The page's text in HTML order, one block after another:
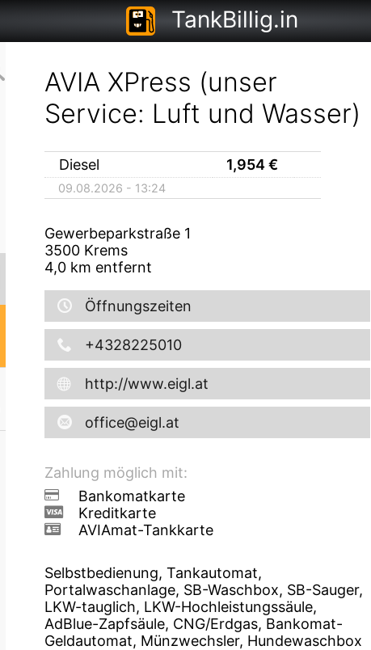
TankBillig.in
AVIA XPress (unser
Service: Luft und Wasser)
Diesel 1,954€
09.08.2026 - 13:24
Gewerbeparkstraße 1
3500 Krems
4,0km entfernt
Öffnungszeiten
+4328225010
http://www.eigl.at
office@eigl.at
Zahlung möglich mit:
Bankomatkarte
Kreditkarte
AVIAmat-Tankkarte
Selbstbedienung, Tankautomat,
Portalwaschanlage, SB-Waschbox, SB-Sauger,
LKW-tauglich, LKW-Hochleistungssäule,
AdBlue-Zapfsäule, CNG/Erdgas, Bankomat-
Geldautomat, Münzwechsler, Hundewaschbox